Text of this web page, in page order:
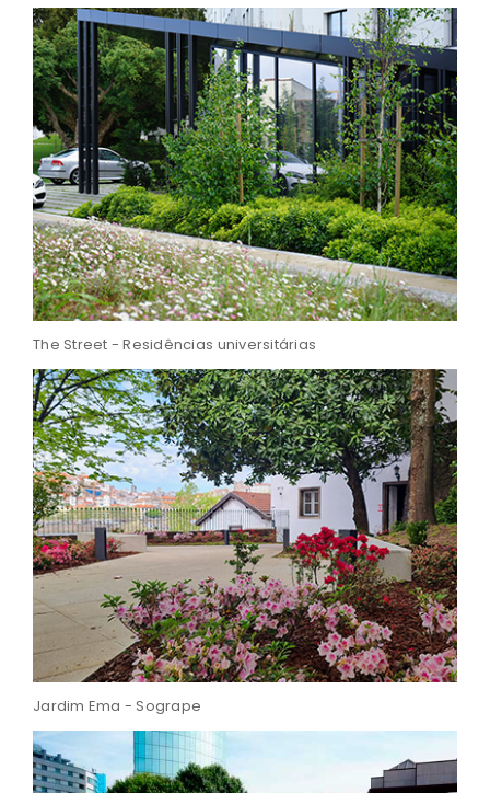
The Street - Residências universitárias
Jardim Ema - Sogrape